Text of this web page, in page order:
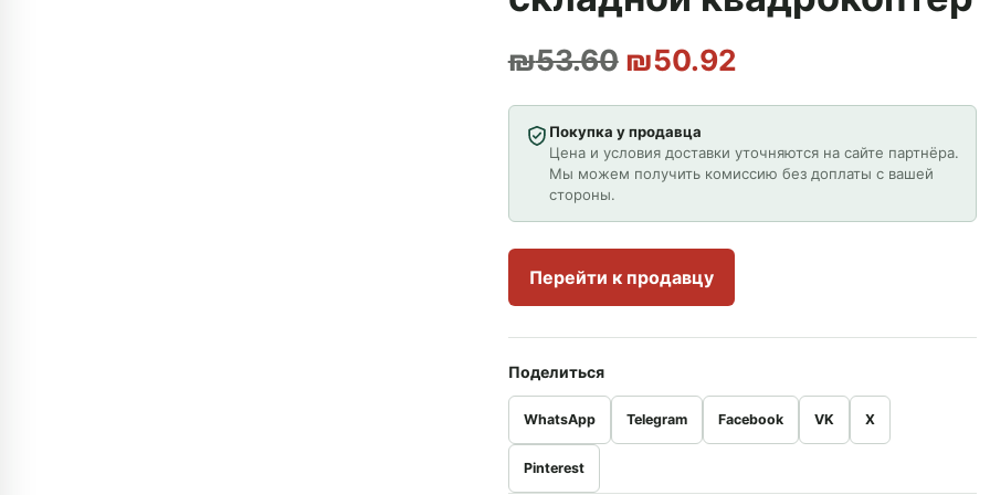
₪53.60 Первоначальная цена
₪50.92Текущая цена:
Покупка у продавца
Цена и условия доставки уточняются на сайте партнёра.
Мы можем получить комиссию без доплаты с вашей
стороны.
Перейти к продавцу
Поделиться
WhatsApp Telegram Facebook VK X
Pinterest